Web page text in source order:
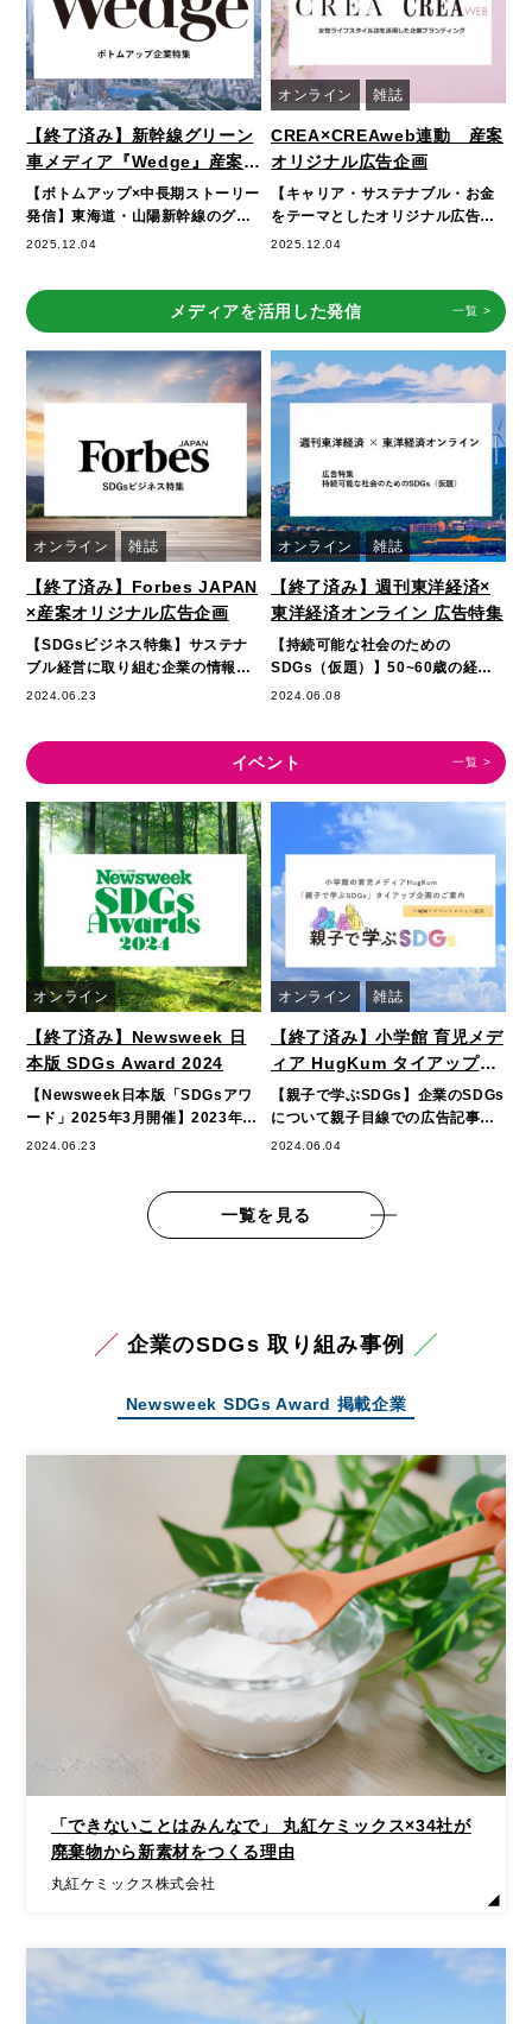
【終了済み】新幹線グリーン
車メディア『Wedge』産案オ
リジナル企画
【ボトムアップ×中長期ストーリー
発信】東海道・山陽新幹線のグリ
ーン車に搭載されるビジネス誌
2025.12.04
オンライン 雑誌
CREA×CREAweb連動 産案
オリジナル広告企画
【キャリア・サステナブル・お金
をテーマとしたオリジナル広告企
画】CREAの世界観で企業をPR女
2025.12.04
メディアを活用した発信 一覧 >
オンライン 雑誌
【終了済み】Forbes JAPAN
×産案オリジナル広告企画
【SDGsビジネス特集】サステナ
ブル経営に取り組む企業の情報発
信に経営者・ビジネスキーパーソ
2024.06.23
オンライン 雑誌
【終了済み】週刊東洋経済×
東洋経済オンライン 広告特集
【持続可能な社会のための
SDGs（仮題）】50~60歳の経営
層・マネジメント層に読まれてい
2024.06.08
イベント 一覧 >
オンライン
【終了済み】Newsweek 日
本版 SDGs Award 2024
【Newsweek日本版「SDGsアワ
ード」2025年3月開催】2023年度
は63社の企業がSDGsアワード
2024.06.23
オンライン 雑誌
【終了済み】小学館 育児メデ
ィア HugKum タイアップ企
画
【親子で学ぶSDGs】企業のSDGs
について親子目線での広告記事で
情報発信ができます。小学校でも
2024.06.04
一覧を見る
企業のSDGs 取り組み事例
Newsweek SDGs Award 掲載企業
「できないことはみんなで」 丸紅ケミックス×34社が
廃棄物から新素材をつくる理由
丸紅ケミックス株式会社